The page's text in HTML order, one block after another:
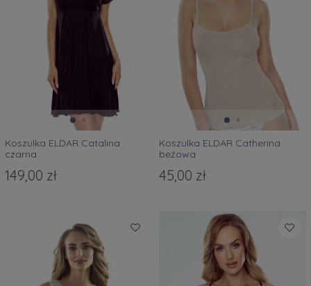
Koszulka ELDAR Catalina
czarna
149,00 zł
Koszulka ELDAR Catherina
beżowa
45,00 zł